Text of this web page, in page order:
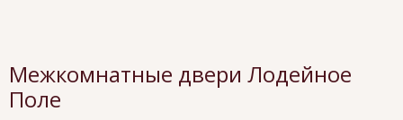
Межкомнатные двери Лодейное
Поле